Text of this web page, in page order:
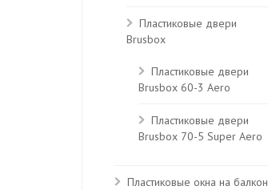
Пластиковые двери
Brusbox
Пластиковые двери
Brusbox 60-3 Aero
Пластиковые двери
Brusbox 70-5 Super Aero
Пластиковые окна на балкон